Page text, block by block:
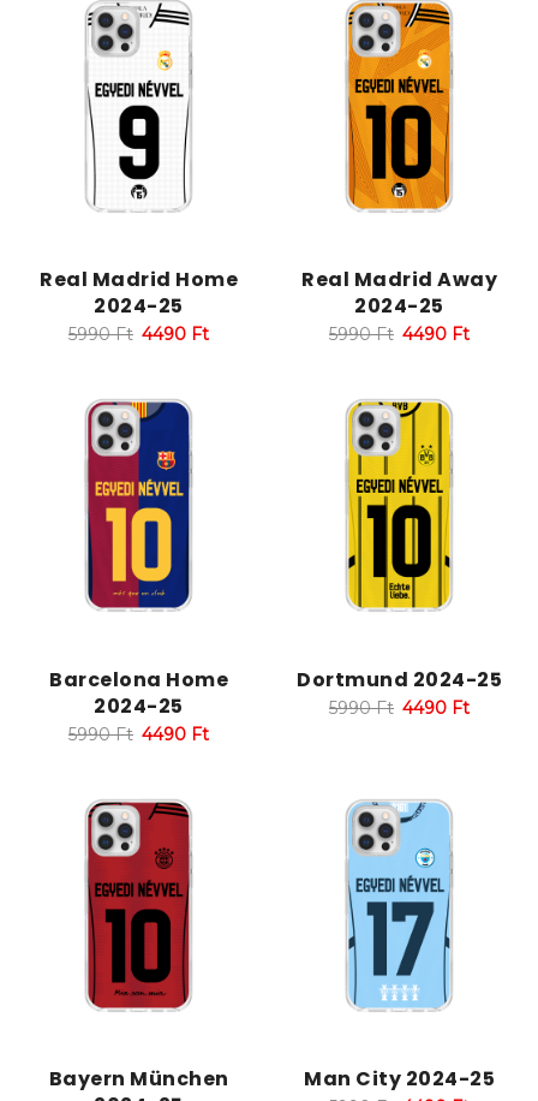
Real Madrid Home
2024-25
5990Ft 4490 Ft
Real Madrid Away
2024-25
5990Ft 4490 Ft
Barcelona Home
2024-25
5990Ft 4490 Ft
Dortmund 2024-25
5990Ft 4490 Ft
Bayern München
Man City 2024-25